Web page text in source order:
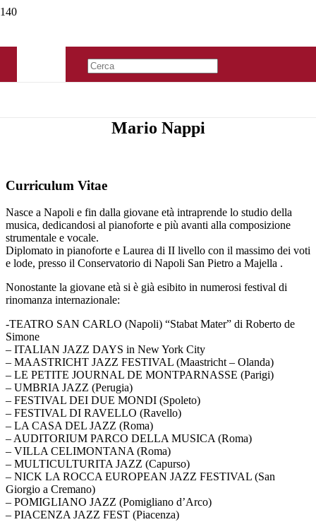
Mario Nappi
Curriculum Vitae
Nasce a Napoli e fin dalla giovane età intraprende lo studio della
musica, dedicandosi al pianoforte e più avanti alla composizione
strumentale e vocale.
Diplomato in pianoforte e Laurea di II livello con il massimo dei voti
e lode, presso il Conservatorio di Napoli San Pietro a Majella .
Nonostante la giovane età si è già esibito in numerosi festival di
rinomanza internazionale:
-TEATRO SAN CARLO (Napoli) “Stabat Mater” di Roberto de
Simone
– ITALIAN JAZZ DAYS in New York City
– MAASTRICHT JAZZ FESTIVAL (Maastricht – Olanda)
– LE PETITE JOURNAL DE MONTPARNASSE (Parigi)
– UMBRIA JAZZ (Perugia)
– FESTIVAL DEI DUE MONDI (Spoleto)
– FESTIVAL DI RAVELLO (Ravello)
– LA CASA DEL JAZZ (Roma)
– AUDITORIUM PARCO DELLA MUSICA (Roma)
– VILLA CELIMONTANA (Roma)
– MULTICULTURITA JAZZ (Capurso)
– NICK LA ROCCA EUROPEAN JAZZ FESTIVAL (San
Giorgio a Cremano)
– POMIGLIANO JAZZ (Pomigliano d’Arco)
– PIACENZA JAZZ FEST (Piacenza)